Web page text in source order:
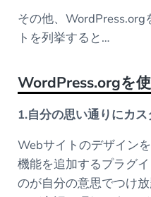
その他、WordPress.org
トを列挙すると…
WordPress.orgを
1.自分の思い通りにカ
Webサイトのデザイン
機能を追加するプラグ
のが自分の意思でつけ